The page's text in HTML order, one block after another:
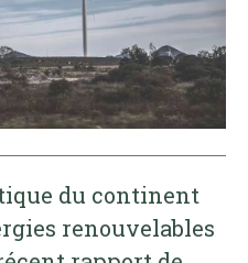
du continent
renouvelables